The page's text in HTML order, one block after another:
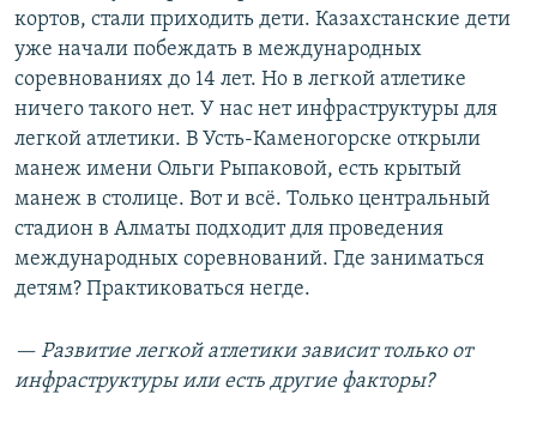
кортов, стали приходить дети. Казахстанские дети
уже начали побеждать в международных
соревнованиях до 14 лет. Но в легкой атлетике
ничего такого нет. У нас нет инфраструктуры для
легкой атлетики. В Усть-Каменогорске открыли
манеж имени Ольги Рыпаковой, есть крытый
манеж в столице. Вот и всё. Только центральный
стадион в Алматы подходит для проведения
международных соревнований. Где заниматься
детям? Практиковаться негде.
— Развитие легкой атлетики зависит только от
инфраструктуры или есть другие факторы?